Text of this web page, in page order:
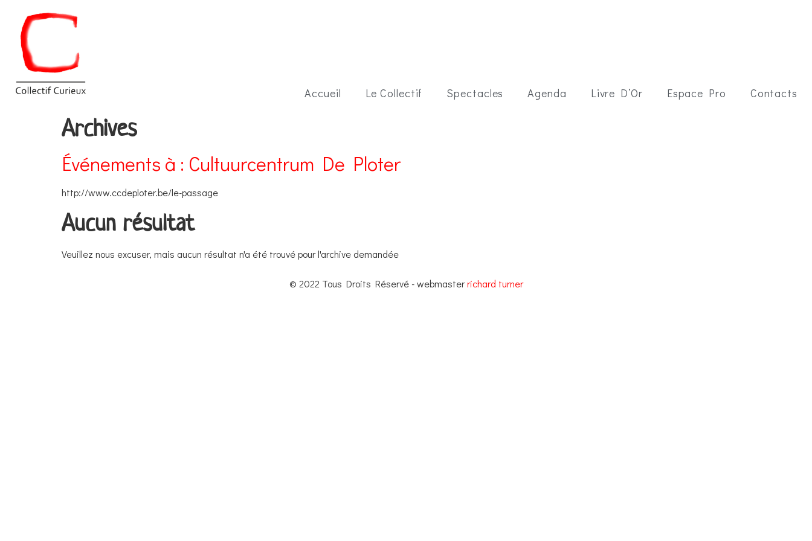
Accueil Le Collectif Spectacles Agenda Livre D’Or Espace Pro Contacts
Archives
Événements à : Cultuurcentrum De Ploter
http://www.ccdeploter.be/le-passage
Aucun résultat
Veuillez nous excuser, mais aucun résultat n'a été trouvé pour l'archive demandée
© 2022 Tous Droits Réservé - webmasterrichard turner